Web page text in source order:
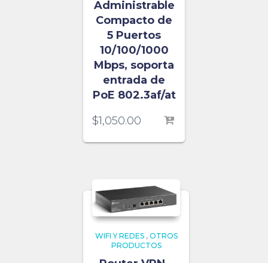
Administrable
Compacto de
5 Puertos
10/100/1000
Mbps, soporta
entrada de
PoE 802.3af/at
$1,050.00
WIFI Y REDES, OTROS
PRODUCTOS